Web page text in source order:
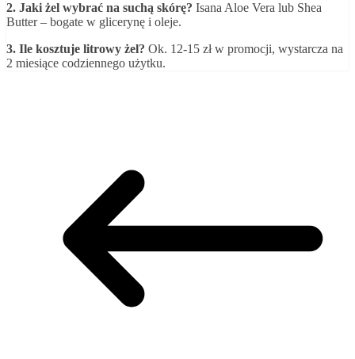
2. Jaki żel wybrać na suchą skórę? Isana Aloe Vera lub Shea
Butter – bogate w glicerynę i oleje.
3. Ile kosztuje litrowy żel? Ok. 12-15 zł w promocji, wystarcza na
2 miesiące codziennego użytku.